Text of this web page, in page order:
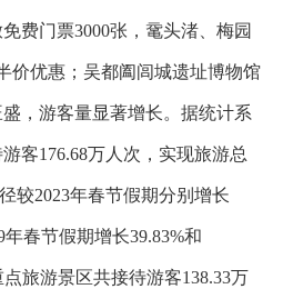
费门票3000张，鼋头渚、梅园
价优惠；吴都阖闾城遗址博物馆
，游客量显著增长。据统计系
客176.68万人次，实现旅游总
较2023年春节假期分别增长
年春节假期增长39.83%和
旅游景区共接待游客138.33万